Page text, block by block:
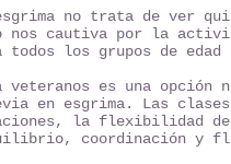
esgrima no trata de ver
nos cautiva por la
todos los grupos de
veteranos es una
en esgrima. Las
la flexibilidad
coordinación y